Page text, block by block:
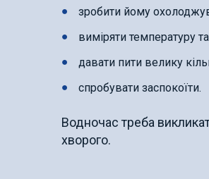
зробити йому
виміряти температуру
давати пити велику
спробувати заспокоїти.
Водночас треба
хворого.